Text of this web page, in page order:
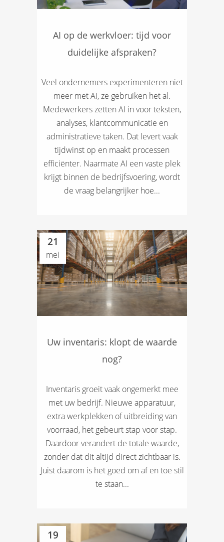
AI op de werkvloer: tijd voor
duidelijke afspraken?
Veel ondernemers experimenteren niet
meer met AI, ze gebruiken het al.
Medewerkers zetten AI in voor teksten,
analyses, klantcommunicatie en
administratieve taken. Dat levert vaak
tijdwinst op en maakt processen
efficiënter. Naarmate AI een vaste plek
krijgt binnen de bedrijfsvoering, wordt
de vraag belangrijker hoe...
21
mei
Uw inventaris: klopt de waarde
nog?
Inventaris groeit vaak ongemerkt mee
met uw bedrijf. Nieuwe apparatuur,
extra werkplekken of uitbreiding van
voorraad, het gebeurt stap voor stap.
Daardoor verandert de totale waarde,
zonder dat dit altijd direct zichtbaar is.
Juist daarom is het goed om af en toe stil
te staan...
19